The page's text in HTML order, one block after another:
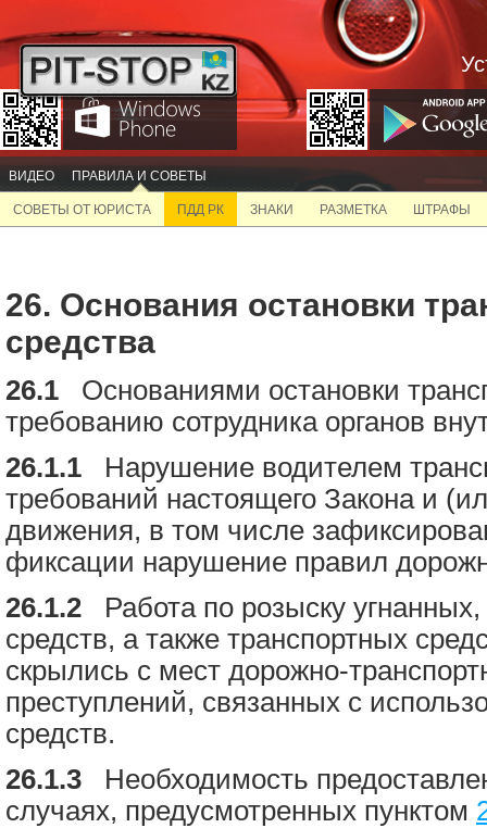
ВИДЕО ПРАВИЛА И СОВЕТЫ
СОВЕТЫ ОТ ЮРИСТА ПДД РК ЗНАКИ РАЗМЕТКА ШТРАФЫ
26. Основания остановки
средства
26.1 Основаниями остановки
требованию сотрудника органов
26.1.1 Нарушение водителем
требований настоящего Закона и
движения, в том числе
фиксации нарушение правил
26.1.2 Работа по розыску
средств, а также транспортных
скрылись с мест дорожно-
преступлений, связанных с
средств.
26.1.3 Необходимость
случаях, предусмотренных пунктом